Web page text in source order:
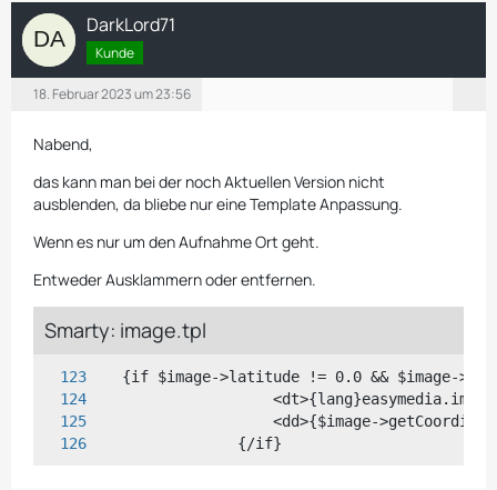
DarkLord71
Kunde
18. Februar 2023 um 23:56
Nabend,
das kann man bei der noch Aktuellen Version nicht
ausblenden, da bliebe nur eine Template Anpassung.
Wenn es nur um den Aufnahme Ort geht.
Entweder Ausklammern oder entfernen.
Smarty: image.tpl
                {/if}